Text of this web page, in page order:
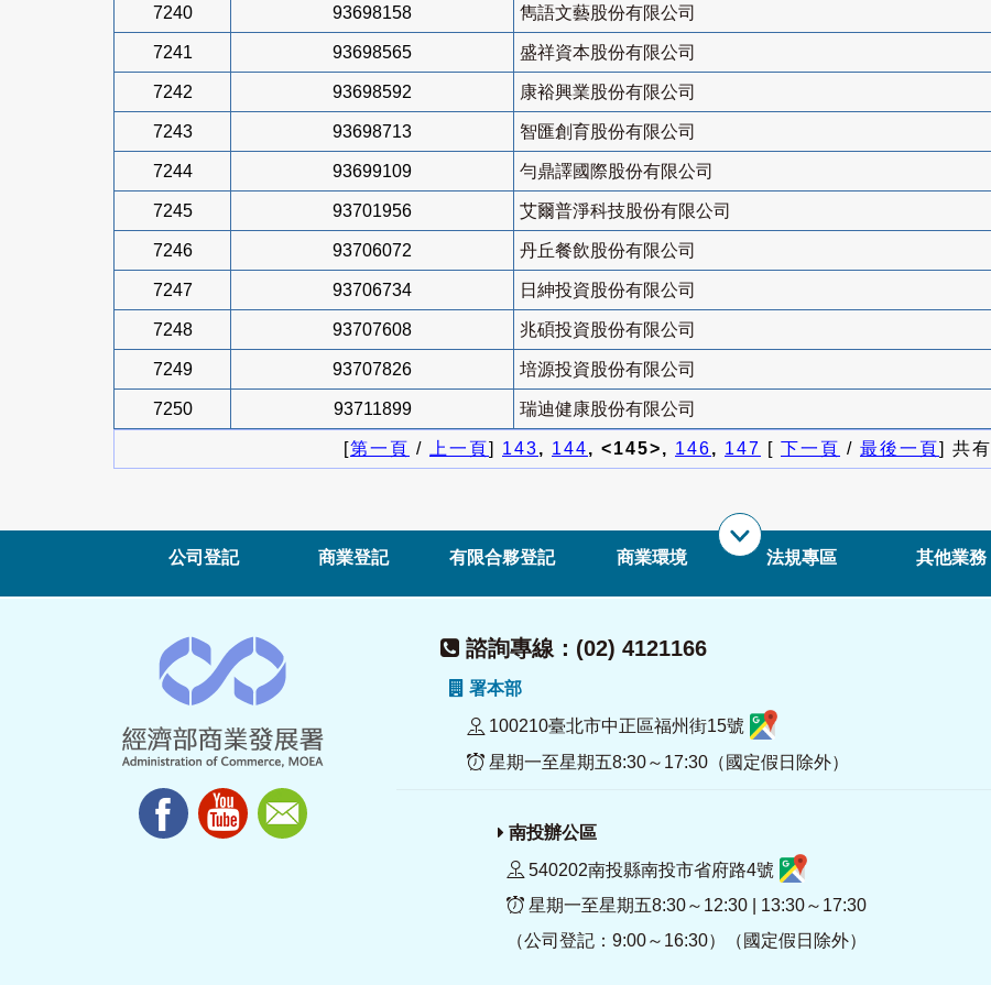
7240 93698158 雋語文藝股份有限公司
7241 93698565 盛祥資本股份有限公司
7242 93698592 康裕興業股份有限公司
7243 93698713 智匯創育股份有限公司
7244 93699109 勻鼎譯國際股份有限公司
7245 93701956 艾爾普淨科技股份有限公司
7246 93706072 丹丘餐飲股份有限公司
7247 93706734 日紳投資股份有限公司
7248 93707608 兆碩投資股份有限公司
7249 93707826 培源投資股份有限公司
7250 93711899 瑞迪健康股份有限公司
[第一頁 / 上一頁] 143, 144, <145>, 146, 147 [ 下一頁 / 最後一頁] 共有
公司登記 商業登記 有限合夥登記 商業環境 法規專區 其他業務
諮詢專線：(02) 4121166
署本部
100210臺北市中正區福州街15號
星期一至星期五8:30～17:30（國定假日除外）
南投辦公區
540202南投縣南投市省府路4號
星期一至星期五8:30～12:30 | 13:30～17:30
（公司登記：9:00～16:30）（國定假日除外）